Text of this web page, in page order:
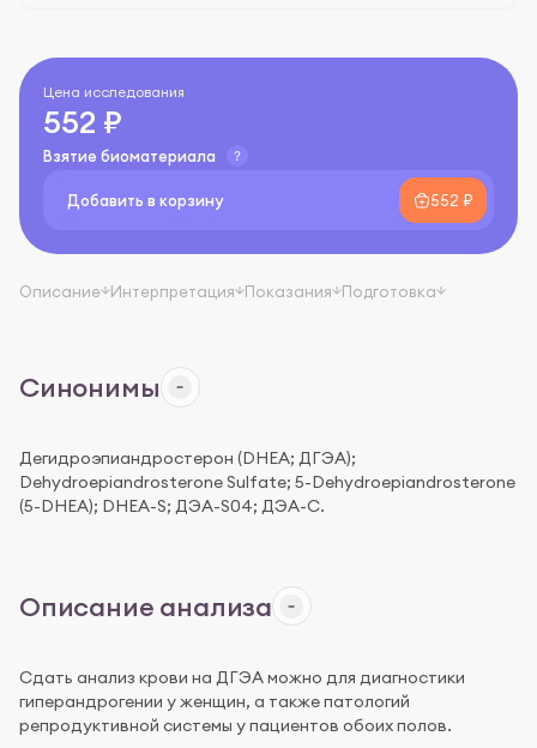
Цена исследования
552 ₽
Взятие биоматериала
Добавить в корзину 552 ₽
Описание Интерпретация Показания Подготовка
Синонимы
Дегидроэпиандростерон (DHEA; ДГЭА);
Dehydroepiandrosterone Sulfate; 5-Dehydroepiandrosterone
(5-DHEA); DHEA-S; ДЭА-S04; ДЭА-С.
Описание анализа
Сдать анализ крови на ДГЭА можно для диагностики
гиперандрогении у женщин, а также патологий
репродуктивной системы у пациентов обоих полов.